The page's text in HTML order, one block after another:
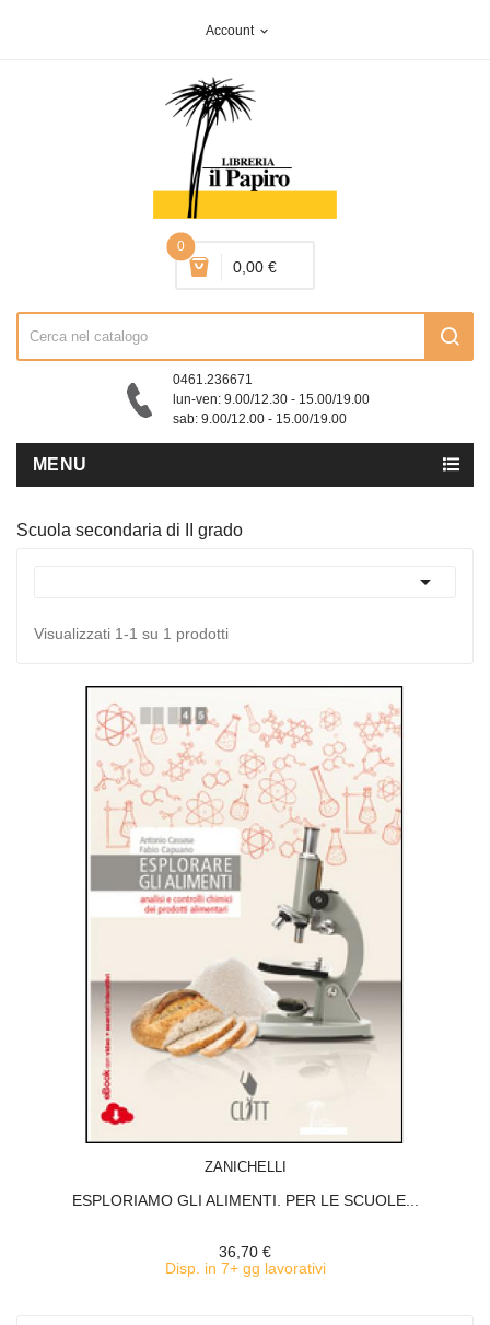
Account expand_more
0
0,00 €
0461.236671
lun-ven: 9.00/12.30 - 15.00/19.00
sab: 9.00/12.00 - 15.00/19.00
MENU
Scuola secondaria di II grado

Visualizzati 1-1 su 1 prodotti
ZANICHELLI
ESPLORIAMO GLI ALIMENTI. PER LE SCUOLE...
36,70 €
Disp. in 7+ gg lavorativi